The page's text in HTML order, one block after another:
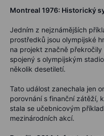
Montreal 1976: Historický
Jedním z nejznámějších
prostředků jsou olympijské
na projekt značně
spojený s olympijským
několik desetiletí.
Tato událost zanechala jen
porovnání s finanční zátěží,
stala se učebnicovým
mezinárodních akcí.